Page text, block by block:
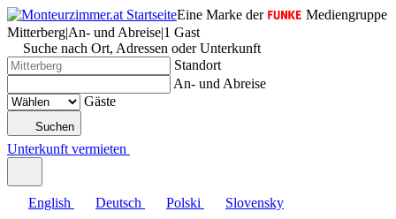
Eine Marke der
Mediengruppe
Mitterberg|An- und Abreise|1 Gast
Suche nach Ort, Adressen oder Unterkunft
Standort
An- und Abreise
Gäste
Suchen
Unterkunft vermieten
English Deutsch Polski Slovensky